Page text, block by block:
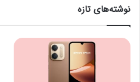
نوشته‌های تازه